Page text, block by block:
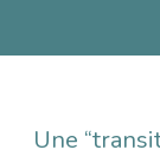
Une